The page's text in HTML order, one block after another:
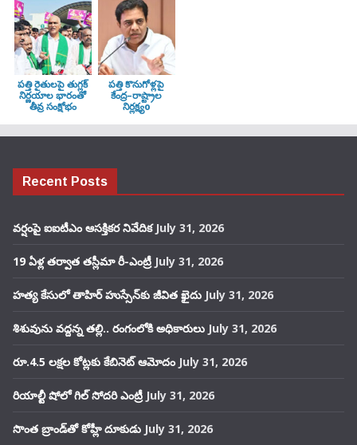
పత్తి రైతులపై తుగ్లక్‌
నిర్ణయాల భారంతో
తీవ్ర సంక్షోభం
పత్తి కొనుగోళ్లపై
కేంద్ర–రాష్ట్రాల
నిర్లక్ష్యo
Recent Posts
వర్షంపై ఐఐటీఎం ఆసక్తికర నివేదిక July 31, 2026
19 ఏళ్ల తర్వాత తస్లీమా రీ-ఎంట్రీ July 31, 2026
హత్య కేసులో తాహిర్ హుస్సేన్‌కు జీవిత ఖైదు July 31, 2026
శిశువును వద్దన్న తల్లి.. రంగంలోకి అధికారులు July 31, 2026
రూ.4.5 లక్షల కోట్లకు కేబినెట్ ఆమోదం July 31, 2026
రియాల్టీ షోలో గిల్ సోదరి ఎంట్రీ July 31, 2026
సొంత బ్రాండ్‌తో కోహ్లీ దూకుడు July 31, 2026